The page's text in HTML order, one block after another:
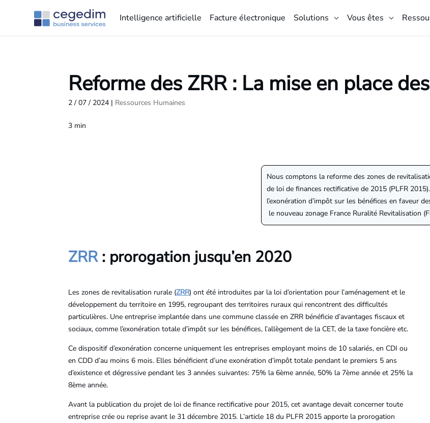
Intelligence artificielle Facture électronique Solutions Vous êtes
Reforme des ZRR : La mise en place
2 / 07 / 2024 | Ressources Humaines
3 min
Nous comptons la reforme des zones de
de loi de finances rectificative de 2015 (PLFR
l’exonération d’impôt sur les bénéfices en faveur
le nouveau zonage France Ruralité Revitalisation
ZRR: prorogation jusqu’en 2020
Les zones de revitalisation rurale (ZRR) ont été introduites par la loi d’orientation pour l’aménagement et le
développement du territoire en 1995, regroupant des territoires ruraux qui rencontrent des difficultés
particulières. Une entreprise implantée dans une commune classée en ZRR bénéficie d’avantages fiscaux et
sociaux, comme l’exonération totale d’impôt sur les bénéfices, l’allègement de la CET, de la taxe foncière etc.
Ce dispositif d’exonération concerne uniquement les entreprises employant moins de 10 salariés, en CDI ou
en CDD d’au moins 6 mois. Elles bénéficient d’une exonération d’impôt totale pendant le premiers 5 ans
d’existence et dégressive pendant les 3 années suivantes: 75% la 6ème année, 50% la 7ème année et 25% la
8ème année.
Avant la publication du projet de loi de finance rectificative pour 2015, cet avantage devait concerner toute
entreprise crée ou reprise avant le 31 décembre 2015. L’article 18 du PLFR 2015 apporte la prorogation